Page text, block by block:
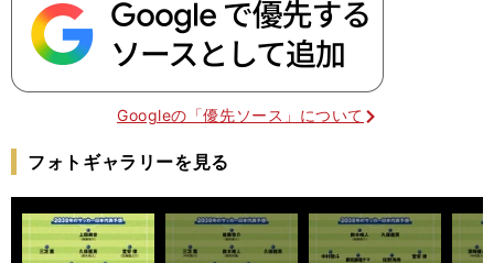
Googleの「優先ソース」について
フォトギャラリーを見る